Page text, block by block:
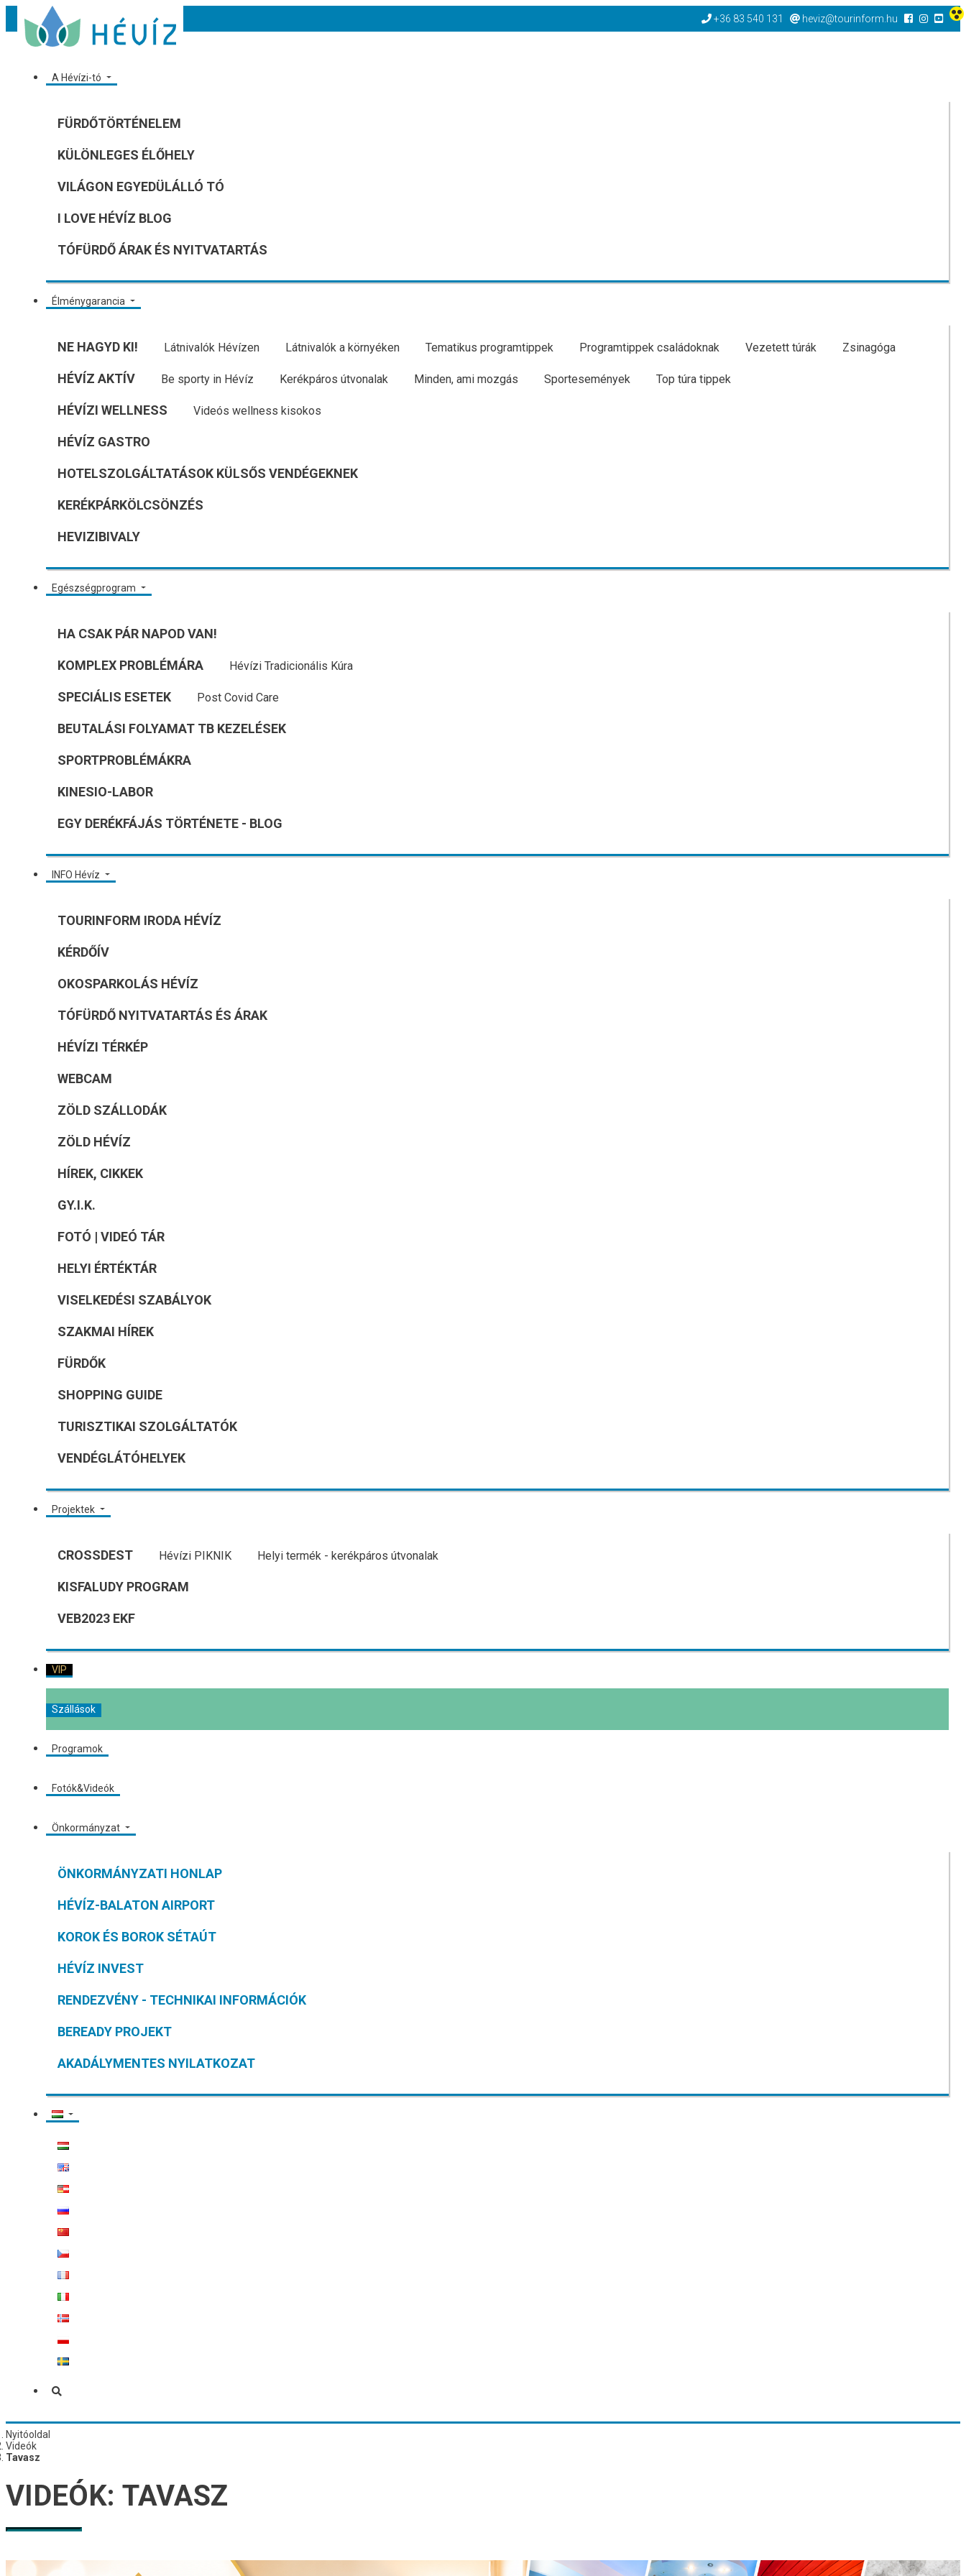
+36 83 540 131 heviz@tourinform.hu
A Hévízi-tó
FÜRDŐTÖRTÉNELEM
KÜLÖNLEGES ÉLŐHELY
VILÁGON EGYEDÜLÁLLÓ TÓ
I LOVE HÉVÍZ BLOG
TÓFÜRDŐ ÁRAK ÉS NYITVATARTÁS
Élménygarancia
NE HAGYD KI! Látnivalók Hévízen Látnivalók a környéken Tematikus programtippek Programtippek családoknak Vezetett túrák Zsinagóga
HÉVÍZ AKTÍV Be sporty in Hévíz Kerékpáros útvonalak Minden, ami mozgás Sportesemények Top túra tippek
HÉVÍZI WELLNESS Videós wellness kisokos
HÉVÍZ GASTRO
HOTELSZOLGÁLTATÁSOK KÜLSŐS VENDÉGEKNEK
KERÉKPÁRKÖLCSÖNZÉS
HEVIZIBIVALY
Egészségprogram
HA CSAK PÁR NAPOD VAN!
KOMPLEX PROBLÉMÁRA Hévízi Tradicionális Kúra
SPECIÁLIS ESETEK Post Covid Care
BEUTALÁSI FOLYAMAT TB KEZELÉSEK
SPORTPROBLÉMÁKRA
KINESIO-LABOR
EGY DERÉKFÁJÁS TÖRTÉNETE - BLOG
INFO Hévíz
TOURINFORM IRODA HÉVÍZ
KÉRDŐÍV
OKOSPARKOLÁS HÉVÍZ
TÓFÜRDŐ NYITVATARTÁS ÉS ÁRAK
HÉVÍZI TÉRKÉP
WEBCAM
ZÖLD SZÁLLODÁK
ZÖLD HÉVÍZ
HÍREK, CIKKEK
GY.I.K.
FOTÓ | VIDEÓ TÁR
HELYI ÉRTÉKTÁR
VISELKEDÉSI SZABÁLYOK
SZAKMAI HÍREK
FÜRDŐK
SHOPPING GUIDE
TURISZTIKAI SZOLGÁLTATÓK
VENDÉGLÁTÓHELYEK
Projektek
CROSSDEST Hévízi PIKNIK Helyi termék - kerékpáros útvonalak
KISFALUDY PROGRAM
VEB2023 EKF
VIP
Szállások
Programok
Fotók&Videók
Önkormányzat
ÖNKORMÁNYZATI HONLAP
HÉVÍZ-BALATON AIRPORT
KOROK ÉS BOROK SÉTAÚT
HÉVÍZ INVEST
RENDEZVÉNY - TECHNIKAI INFORMÁCIÓK
BEREADY PROJEKT
AKADÁLYMENTES NYILATKOZAT
Nyitóoldal
Videók
Tavasz
VIDEÓK: TAVASZ